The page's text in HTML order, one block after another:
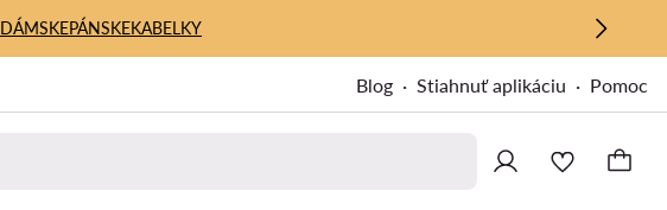
DÁMSKEPÁNSKEKABELKY
Blog Stiahnuť aplikáciu Pomoc